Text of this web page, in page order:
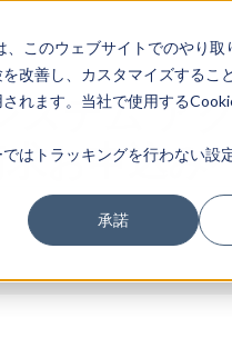
このウェブサイトでのやり取
改善し、カスタマイズするこ
れます。当社で使用する
はトラッキングを行わない設
承諾
ステム ア
お申込み